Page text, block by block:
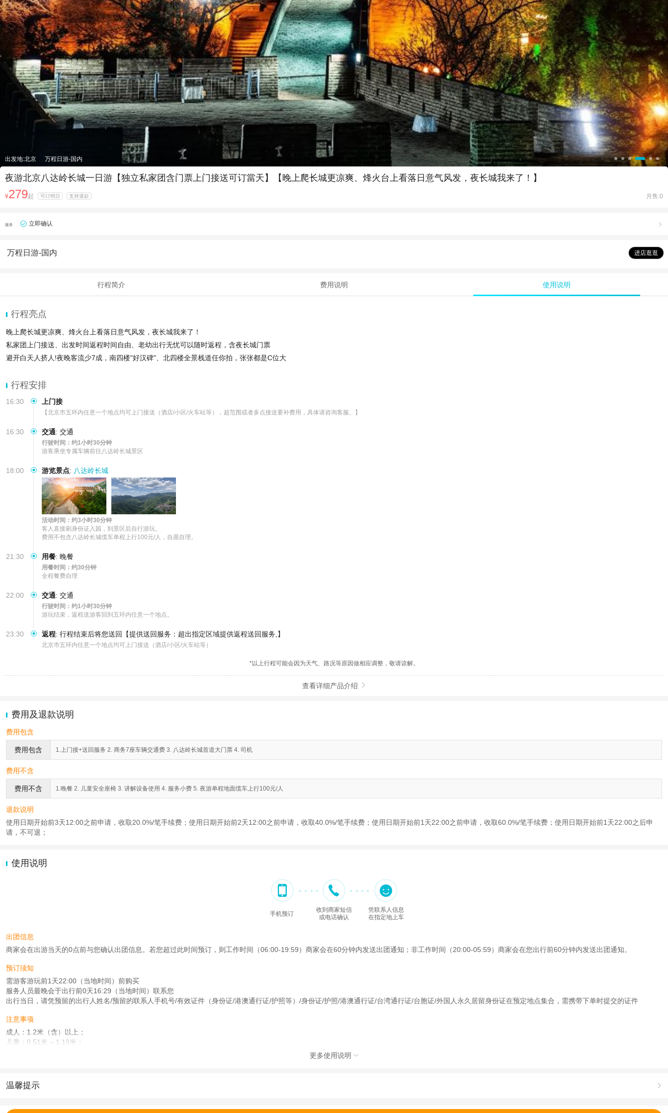
出发地:北京 万程日游-国内
夜游北京八达岭长城一日游【独立私家团含门票上门接送可订當天】【晚上爬长城更凉爽、烽火台上看落日意气风发，夜长城我来了！】
¥279起 可订明日 支持退款 月售:0
服务 立即确认 
万程日游-国内 进店逛逛
行程简介 费用说明 使用说明
行程亮点
晚上爬长城更凉爽、烽火台上看落日意气风发，夜长城我来了！
私家团上门接送、出发时间返程时间自由、老幼出行无忧可以随时返程，含夜长城门票
避开白天人挤人!夜晚客流少7成，南四楼"好汉碑"、北四楼全景栈道任你拍，张张都是C位大
行程安排
16:30 上门接
【北京市五环内任意一个地点均可上门接送（酒店/小区/火车站等），超范围或者多点接送要补费用，具体请咨询客服。】
16:30 交通: 交通
行驶时间：约1小时30分钟
游客乘坐专属车辆前往八达岭长城景区
18:00 游览景点: 八达岭长城
活动时间：约3小时30分钟
客人直接刷身份证入园，到景区后自行游玩。
费用不包含八达岭长城缆车单程上行100元/人，自愿自理。
21:30 用餐: 晚餐
用餐时间：约30分钟
全程餐费自理
22:00 交通: 交通
行驶时间：约1小时30分钟
游玩结束，返程送游客回到五环内任意一个地点。
23:30 返程: 行程结束后将您送回【提供送回服务：超出指定区域提供返程送回服务,】
北京市五环内任意一个地点均可上门接送（酒店/小区/火车站等）
*以上行程可能会因为天气、路况等原因做相应调整，敬请谅解。
查看详细产品介绍 
费用及退款说明
费用包含
费用包含 1.上门接+送回服务 2. 商务7座车辆交通费 3. 八达岭长城首道大门票 4. 司机
费用不含
费用不含 1.晚餐 2. 儿童安全座椅 3. 讲解设备使用 4. 服务小费 5. 夜游单程地面缆车上行100元/人
退款说明
使用日期开始前3天12:00之前申请，收取20.0%/笔手续费；使用日期开始前2天12:00之前申请，收取40.0%/笔手续费；使用日期开始前1天22:00之前申请，收取60.0%/笔手续费；使用日期开始前1天22:00之后申
请，不可退；
使用说明
手机预订
收到商家短信
或电话确认
凭联系人信息
在指定地上车
出团信息
商家会在出游当天的0点前与您确认出团信息。若您超过此时间预订，则工作时间（06:00-19:59）商家会在60分钟内发送出团通知；非工作时间（20:00-05:59）商家会在您出行前60分钟内发送出团通知。
预订须知
需游客游玩前1天22:00（当地时间）前购买
服务人员最晚会于出行前0天16:29（当地时间）联系您
出行当日，请凭预留的出行人姓名/预留的联系人手机号/有效证件（身份证/港澳通行证/护照等）/身份证/护照/港澳通行证/台湾通行证/台胞证/外国人永久居留身份证在预定地点集合，需携带下单时提交的证件
注意事项
成人：1.2米（含）以上；
儿童：0.51米 – 1.19米；
更多使用说明 
温馨提示 